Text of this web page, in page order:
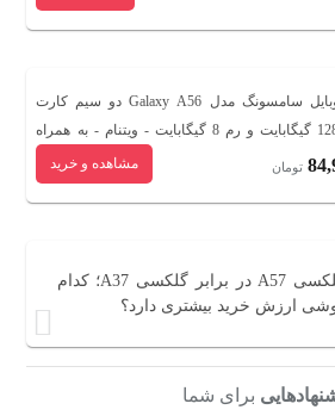
گوشی موبایل سامسونگ مدل Galaxy A56 دو سیم کارت
ظرفیت 128 گیگابایت و رم 8 گیگابایت - ویتنام - به همراه
تومان مشاهده و خرید
گلکسی A57 در برابر گلکسی A37؛ کدام
ارزش خرید بیشتری دارد؟
برای شما